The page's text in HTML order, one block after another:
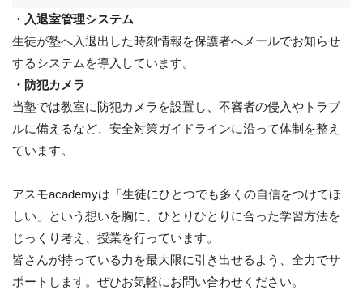
・入退室管理システム
生徒が塾へ入退出した時刻情報を保護者へメールでお知らせ
するシステムを導入しています。
・防犯カメラ
当塾では教室に防犯カメラを設置し、不審者の侵入やトラブ
ルに備えるなど、安全対策ガイドラインに沿って体制を整え
ています。
アスモacademyは「生徒にひとつでも多くの自信をつけてほ
しい」という想いを胸に、ひとりひとりに合った学習方法を
じっくり考え、授業を行っています。
皆さんが持っている力を最大限に引き出せるよう、全力でサ
ポートします。ぜひお気軽にお問い合わせください。